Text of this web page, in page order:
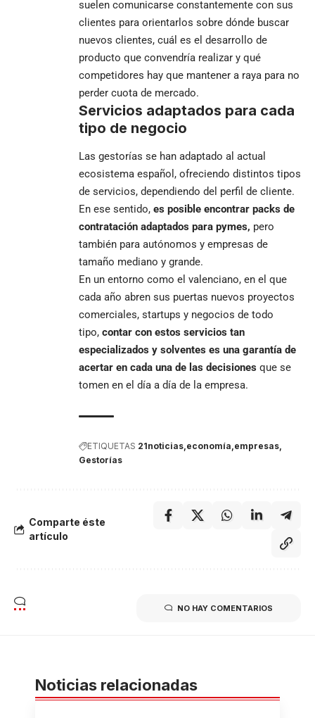
suelen comunicarse constantemente con sus
clientes para orientarlos sobre dónde buscar
nuevos clientes, cuál es el desarrollo de
producto que convendría realizar y qué
competidores hay que mantener a raya para no
perder cuota de mercado.
Servicios adaptados para cada
tipo de negocio
Las gestorías se han adaptado al actual
ecosistema español, ofreciendo distintos tipos
de servicios, dependiendo del perfil de cliente.
En ese sentido, es posible encontrar packs de
contratación adaptados para pymes, pero
también para autónomos y empresas de
tamaño mediano y grande.
En un entorno como el valenciano, en el que
cada año abren sus puertas nuevos proyectos
comerciales, startups y negocios de todo
tipo, contar con estos servicios tan
especializados y solventes es una garantía de
acertar en cada una de las decisiones que se
tomen en el día a día de la empresa.
ETIQUETAS 21noticias economía empresas
Gestorías
Comparte éste
artículo
NO HAY COMENTARIOS
Noticias relacionadas